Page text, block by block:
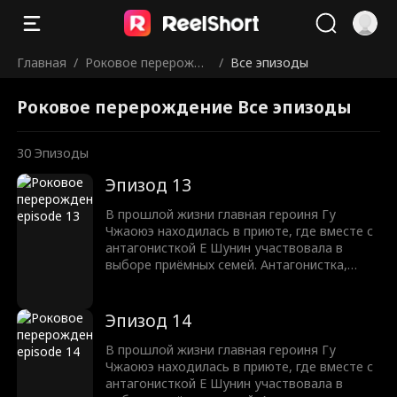
Главная / Роковое перерожде
/ Все эпизоды
Роковое перерождение Все эпизоды
30 Эпизоды
Эпизод 13
В прошлой жизни главная героиня Гу
Чжаоюэ находилась в приюте, где вместе с
антагонисткой Е Шунин участвовала в
выборе приёмных семей. Антагонистка,
семью уборщиков. Неожиданно, семье Гу
не понравилась антагонистка, а молодой
господин Гу Чжаое и вовсе к ней охладел,
напротив, его привлекла самостоятельная и
сильная главная героиня. Когда чувства
Эпизод 14
В прошлой жизни главная героиня Гу
Чжаоюэ находилась в приюте, где вместе с
антагонисткой Е Шунин участвовала в